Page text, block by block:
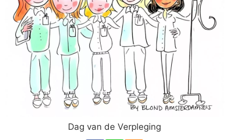
Dag van de Verpleging